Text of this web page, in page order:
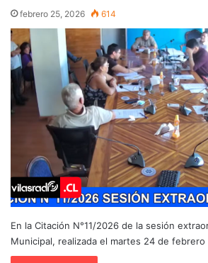
febrero 25, 2026 614
En la Citación N°11/2026 de la sesión
Municipal, realizada el martes 24 de